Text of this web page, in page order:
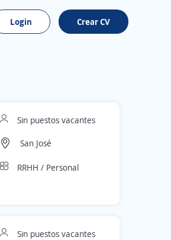
Login Crear CV
Sin puestos vacantes
San José
RRHH / Personal
Sin puestos vacantes